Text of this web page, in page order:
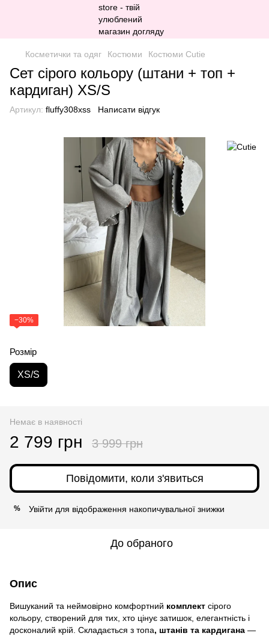
Косметички та одяг Костюми Костюми Cutie
Сет сірого кольору (штани + топ +
кардиган) XS/S
Артикул: fluffy308xss Написати відгук
−30%
Розмір
XS/S
Немає в наявності
2 799 грн 3 999 грн
Повідомити, коли з'явиться
% Увійти для відображення накопичувальної знижки
До обраного
Опис
Вишуканий та неймовірно комфортний комплект сірого
кольору, створений для тих, хто цінує затишок, елегантність і
досконалий крій. Складається з топа, штанів та кардигана —